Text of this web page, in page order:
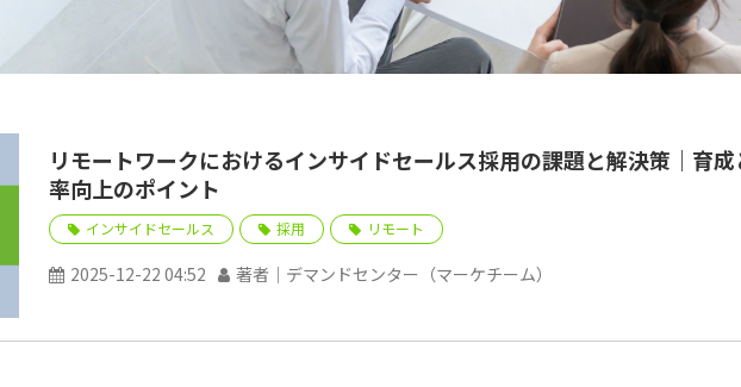
リモートワークにおけるインサイドセールス採用の課題と解決策｜育成
率向上のポイント
インサイドセールス 採用 リモート
2025-12-22 04:52 著者｜デマンドセンター（マーケチーム）